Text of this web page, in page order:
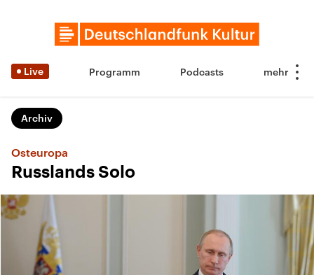
Live Programm Podcasts
Archiv
Osteuropa
Russlands Solo